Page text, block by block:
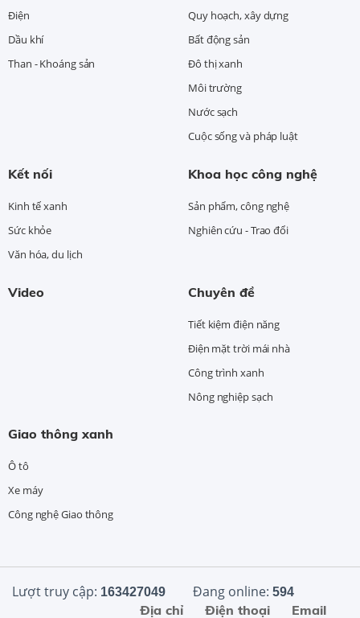
Điện
Dầu khí
Than - Khoáng sản
Quy hoạch, xây dựng
Bất động sản
Đô thị xanh
Môi trường
Nước sạch
Cuộc sống và pháp luật
Kết nối
Kinh tế xanh
Sức khỏe
Văn hóa, du lịch
Khoa học công nghệ
Sản phẩm, công nghệ
Nghiên cứu - Trao đổi
Video Chuyên đề
Tiết kiệm điện năng
Điện mặt trời mái nhà
Công trình xanh
Nông nghiệp sạch
Giao thông xanh
Ô tô
Xe máy
Công nghệ Giao thông
Lượt truy cập: 163427049 Đang online: 594
Email
Điện thoại
Địa chỉ